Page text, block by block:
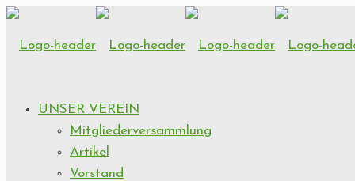
UNSER VEREIN
Mitgliederversammlung
Artikel
Vorstand